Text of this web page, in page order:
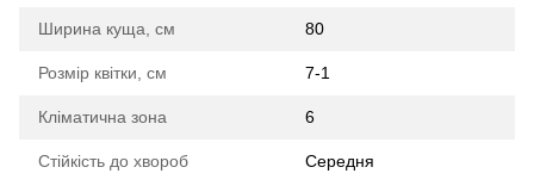
Ширина куща, см 80
Розмір квітки, см 7-1
Кліматична зона 6
Стійкість до хвороб Середня